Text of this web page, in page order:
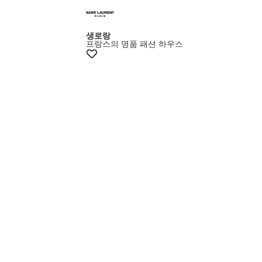
생로랑
프랑스의 명품 패션 하우스